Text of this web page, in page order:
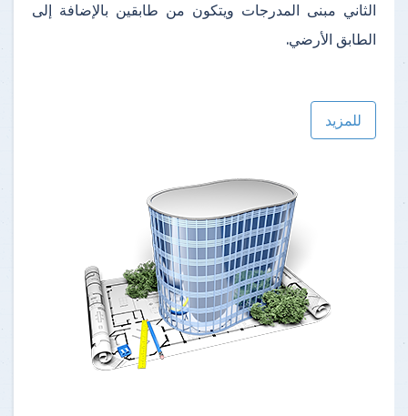
الثاني مبنى المدرجات ويتكون من طابقين بالإضافة إلى
الطابق الأرضي.
للمزيد